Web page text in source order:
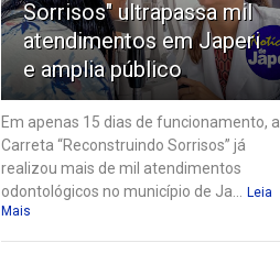
Sorrisos" ultrapassa mil
atendimentos em Japeri
e amplia público
Em apenas 15 dias de funcionamento, a
Carreta “Reconstruindo Sorrisos” já
realizou mais de mil atendimentos
odontológicos no município de Ja...
Leia
Mais